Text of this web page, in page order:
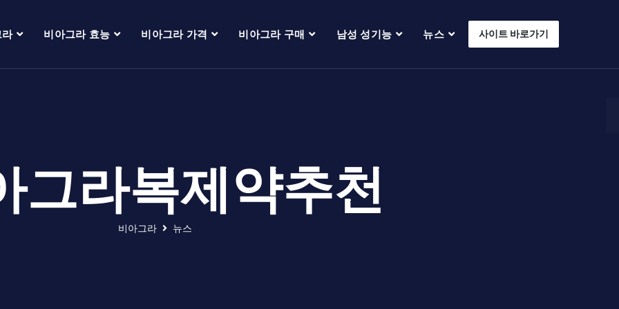
비아그라 효능 비아그라 가격 비아그라 구매 남성 성기능 뉴스 사이트 바로가기
그라복제약추천
비아그라 뉴스